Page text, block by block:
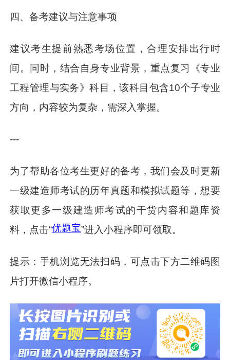
四、备考建议与注意事项
建议考生提前熟悉考场位置，合理安排出行时
间。同时，结合自身专业背景，重点复习《专业
工程管理与实务》科目，该科目包含10个子专业
方向，内容较为复杂，需深入掌握。
---
为了帮助各位考生更好的备考，我们会及时更新
一级建造师考试的历年真题和模拟试题等，想要
获取更多一级建造师考试的干货内容和题库资
料，点击“优题宝”进入小程序即可领取。
提示：手机浏览无法扫码，可点击下方二维码图
片打开微信小程序。